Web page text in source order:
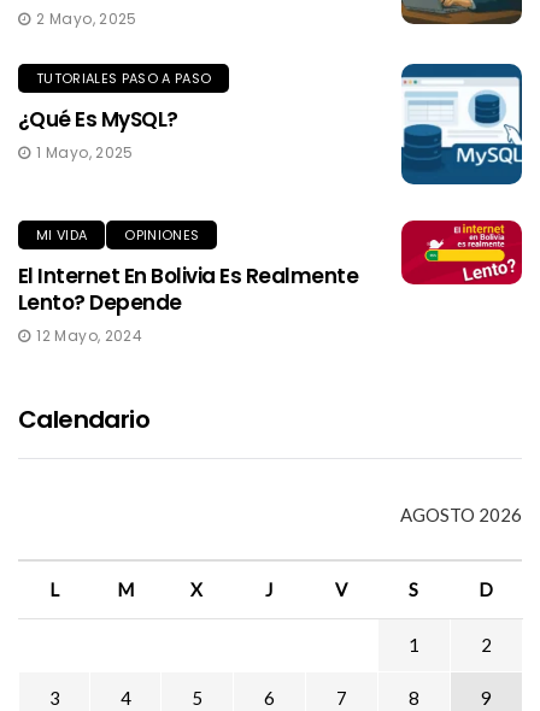
2 Mayo, 2025
TUTORIALES PASO A PASO
¿Qué Es MySQL?
1 Mayo, 2025
MI VIDA OPINIONES
El Internet En Bolivia Es Realmente
Lento? Depende
12 Mayo, 2024
Calendario
AGOSTO 2026
L M X J V S D
1 2
3 4 5 6 7 8 9